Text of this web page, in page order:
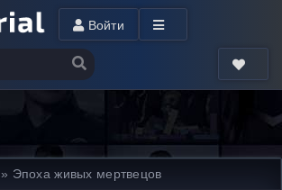
Войти
» Эпоха живых мертвецов